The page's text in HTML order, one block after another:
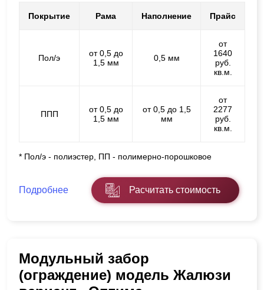
Покрытие Рама Наполнение Прайс
Пол/э
от 0,5 до
1,5 мм
0,5 мм
от
1640
руб.
кв.м.
ППП
от 0,5 до
1,5 мм
от 0,5 до 1,5
мм
от
2277
руб.
кв.м.
* Пол/э - полиэстер, ПП - полимерно-порошковое
Подробнее Расчитать стоимость
Модульный забор
(ограждение) модель Жалюзи